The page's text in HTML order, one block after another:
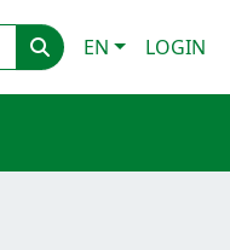
EN LOGIN